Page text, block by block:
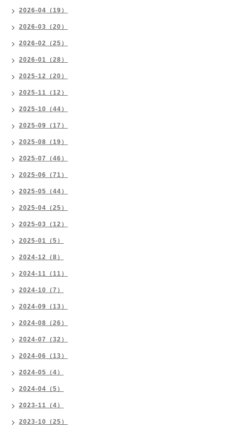
2026-04（19）
2026-03（20）
2026-02（25）
2026-01（28）
2025-12（20）
2025-11（12）
2025-10（44）
2025-09（17）
2025-08（19）
2025-07（46）
2025-06（71）
2025-05（44）
2025-04（25）
2025-03（12）
2025-01（5）
2024-12（8）
2024-11（11）
2024-10（7）
2024-09（13）
2024-08（26）
2024-07（32）
2024-06（13）
2024-05（4）
2024-04（5）
2023-11（4）
2023-10（25）